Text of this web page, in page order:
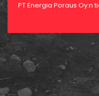
PT Energia Poraus Oy:n